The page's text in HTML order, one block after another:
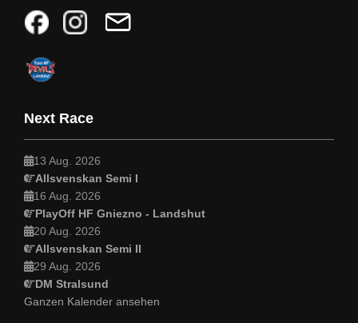
Next Race
13 Aug. 2026
Allsvenskan Semi I
16 Aug. 2026
PlayOff HF Gniezno - Landshut
20 Aug. 2026
Allsvenskan Semi II
29 Aug. 2026
DM Stralsund
Ganzen Kalender ansehen